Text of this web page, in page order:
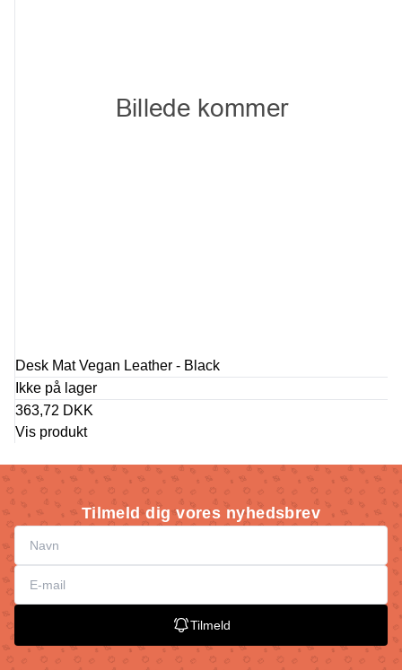
Desk Mat Vegan Leather - Black
Ikke på lager
363,72 DKK
Vis produkt
Tilmeld dig vores nyhedsbrev
Tilmeld